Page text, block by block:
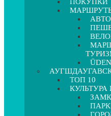
ТОП 10
КУЛЬТУРА